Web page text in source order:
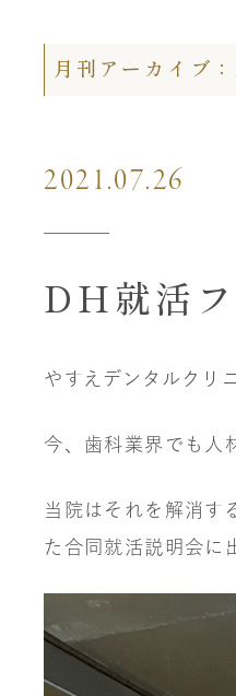
月刊アーカイブ：
2021.07.26
DH就活
やすえデンタルクリ
今、歯科業界でも人
当院はそれを解消す
た合同就活説明会に